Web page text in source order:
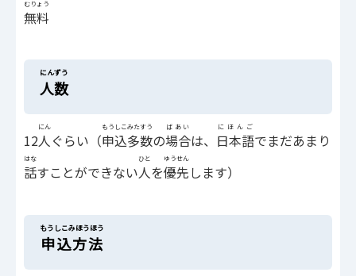
無料
むりょう
人数
にんずう
12人
にん
ぐらい（申込多数
もうしこみたすう
の場合
ばあい
は、 日本語
にほんご
でまだあまり
話
はな
すことができない人
ひと
を優先
ゆうせん
します）
申込方法
もうしこみほうほう